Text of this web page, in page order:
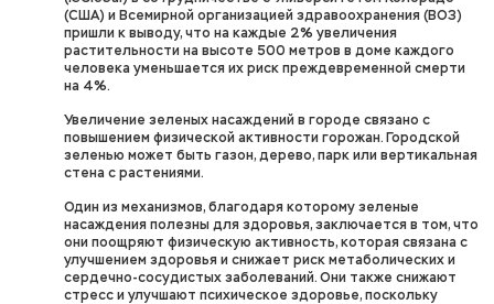
(США) и Всемирной организацией здравоохранения (ВОЗ)
пришли к выводу, что на каждые 2% увеличения
растительности на высоте 500 метров в доме каждого
человека уменьшается их риск преждевременной смерти
на 4%.
Увеличение зеленых насаждений в городе связано с
повышением физической активности горожан. Городской
зеленью может быть газон, дерево, парк или вертикальная
стена с растениями.
Один из механизмов, благодаря которому зеленые
насаждения полезны для здоровья, заключается в том, что
они поощряют физическую активность, которая связана с
улучшением здоровья и снижает риск метаболических и
сердечно-сосудистых заболеваний. Они также снижают
стресс и улучшают психическое здоровье, поскольку